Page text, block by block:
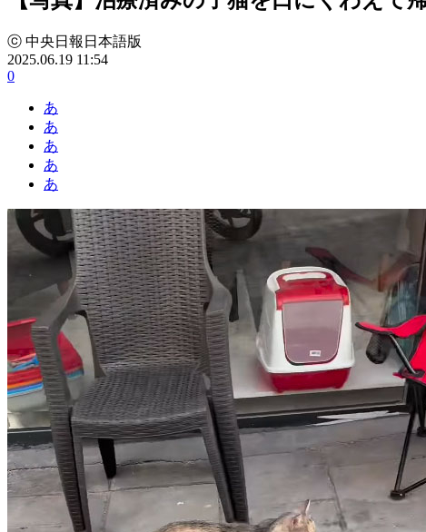
ⓒ 中央日報日本語版
2025.06.19 11:54
0
あ
あ
あ
あ
あ